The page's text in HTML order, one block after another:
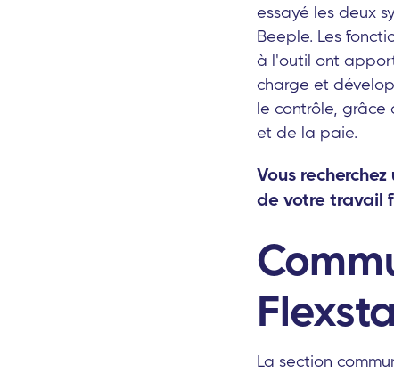
essayé les deux
Beeple. Les
à l'outil ont
charge et
le contrôle, grâce
et de la paie.
Vous
de votre travail
La section